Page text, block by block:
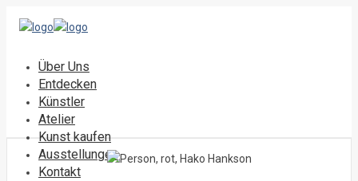
Über Uns
Entdecken
Künstler
Atelier
Kunst kaufen
Ausstellungen
Kontakt